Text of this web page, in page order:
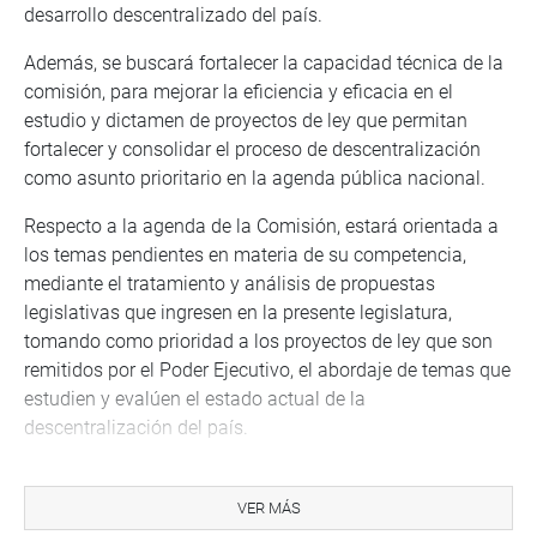
desarrollo descentralizado del país.
Además, se buscará fortalecer la capacidad técnica de la
comisión, para mejorar la eficiencia y eficacia en el
estudio y dictamen de proyectos de ley que permitan
fortalecer y consolidar el proceso de descentralización
como asunto prioritario en la agenda pública nacional.
Respecto a la agenda de la Comisión, estará orientada a
los temas pendientes en materia de su competencia,
mediante el tratamiento y análisis de propuestas
legislativas que ingresen en la presente legislatura,
tomando como prioridad a los proyectos de ley que son
remitidos por el Poder Ejecutivo, el abordaje de temas que
estudien y evalúen el estado actual de la
descentralización del país.
congresistas dada la prioridad de avanzar en la real
descentralización del país, tales como la
VER MÁS